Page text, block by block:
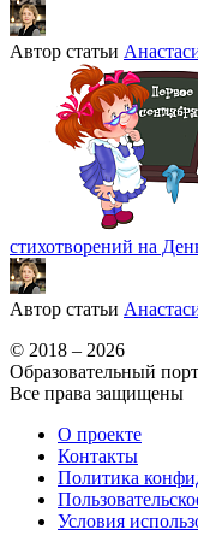
Автор статьи
стихотворений на
Автор статьи
© 2018 – 2026
Образовательный
Все права защищены
О проекте
Контакты
Политика
Условия